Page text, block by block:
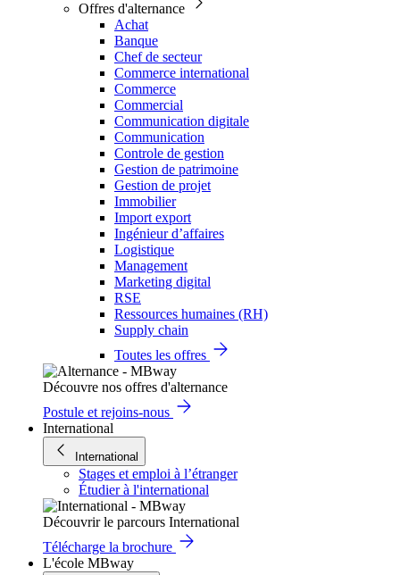
Offres d'alternance
Achat
Banque
Chef de secteur
Commerce international
Commerce
Commercial
Communication digitale
Communication
Controle de gestion
Gestion de patrimoine
Gestion de projet
Immobilier
Import export
Ingénieur d’affaires
Logistique
Management
Marketing digital
RSE
Ressources humaines (RH)
Supply chain
Toutes les offres
Découvre nos offres d'alternance
Postule et rejoins-nous
International
International
Stages et emploi à l’étranger
Étudier à l'international
Découvrir le parcours International
Télécharge la brochure
L'école MBway